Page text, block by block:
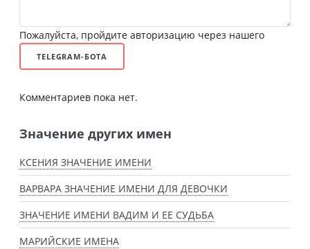
Пожалуйста, пройдите авторизацию через нашего
TELEGRAM-БОТА
Комментариев пока нет.
Значение других имен
КСЕНИЯ ЗНАЧЕНИЕ ИМЕНИ
ВАРВАРА ЗНАЧЕНИЕ ИМЕНИ ДЛЯ ДЕВОЧКИ
ЗНАЧЕНИЕ ИМЕНИ ВАДИМ И ЕЕ СУДЬБА
МАРИЙСКИЕ ИМЕНА